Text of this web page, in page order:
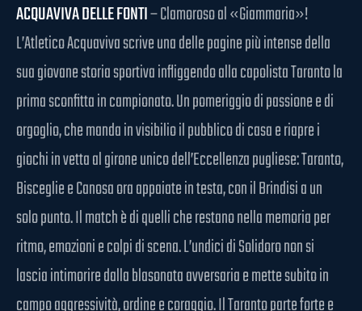
ACQUAVIVA DELLE FONTI– Clamoroso al «Giammaria»!
L’Atletico Acquaviva scrive una delle pagine più intense della
sua giovane storia sportiva infliggendo alla capolista Taranto la
prima sconfitta in campionato. Un pomeriggio di passione e di
orgoglio, che manda in visibilio il pubblico di casa e riapre i
giochi in vetta al girone unico dell’Eccellenza pugliese: Taranto,
Bisceglie e Canosa ora appaiate in testa, con il Brindisi a un
solo punto. Il match è di quelli che restano nella memoria per
ritmo, emozioni e colpi di scena. L’undici di Solidoro non si
lascia intimorire dalla blasonata avversaria e mette subito in